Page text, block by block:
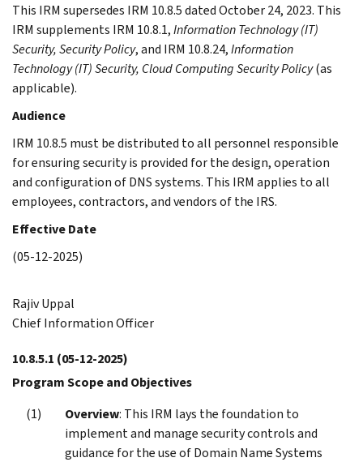
This IRM supersedes IRM 10.8.5 dated October 24, 2023. This
IRM supplements IRM 10.8.1,Information Technology (IT)
Security, Security Policy, and IRM 10.8.24,Information
Technology (IT) Security, Cloud Computing Security Policy(as
applicable).
Audience
IRM 10.8.5 must be distributed to all personnel responsible
for ensuring security is provided for the design, operation
and configuration of DNS systems. This IRM applies to all
employees, contractors, and vendors of the IRS.
Effective Date
(05-12-2025)
Rajiv Uppal
Chief Information Officer
10.8.5.1 (05-12-2025)
Program Scope and Objectives
Overview: This IRM lays the foundation to
implement and manage security controls and
guidance for the use of Domain Name Systems